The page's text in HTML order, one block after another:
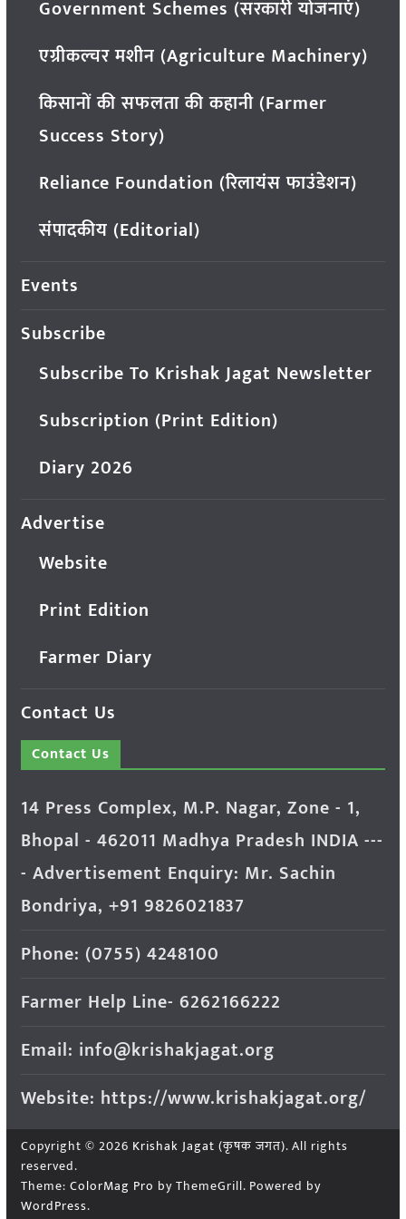
Government Schemes (सरकारी योजनाएं)
एग्रीकल्चर मशीन (Agriculture Machinery)
किसानों की सफलता की कहानी (Farmer
Success Story)
Reliance Foundation (रिलायंस फाउंडेशन)
संपादकीय (Editorial)
Events
Subscribe
Subscribe To Krishak Jagat Newsletter
Subscription (Print Edition)
Diary 2026
Advertise
Website
Print Edition
Farmer Diary
Contact Us
Contact Us
14 Press Complex, M.P. Nagar, Zone - 1,
Bhopal - 462011 Madhya Pradesh INDIA ---
- Advertisement Enquiry: Mr. Sachin
Bondriya, +91 9826021837
Phone: (0755) 4248100
Farmer Help Line- 6262166222
Email: info@krishakjagat.org
Website: https://www.krishakjagat.org/
Copyright © 2026 Krishak Jagat (कृषक जगत). All rights
reserved.
Theme: ColorMag Pro by ThemeGrill. Powered by
WordPress.